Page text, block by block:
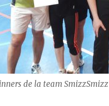
de la team SmizzSmizz